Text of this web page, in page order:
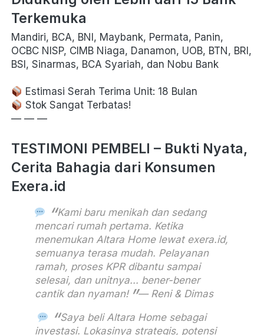
Terkemuka
Mandiri, BCA, BNI, Maybank, Permata, Panin,
OCBC NISP, CIMB Niaga, Danamon, UOB, BTN, BRI,
BSI, Sinarmas, BCA Syariah, dan Nobu Bank
Stok Sangat Terbatas!
— — —
TESTIMONI PEMBELI – Bukti Nyata,
Cerita Bahagia dari Konsumen
Exera.id
Kami baru menikah dan sedang
mencari rumah pertama. Ketika
menemukan Altara Home lewat exera.id,
semuanya terasa mudah. Pelayanan
ramah, proses KPR dibantu sampai
selesai, dan unitnya... bener-bener
cantik dan nyaman!
— Reni & Dimas
Saya beli Altara Home sebagai
investasi. Lokasinya strategis, potensi